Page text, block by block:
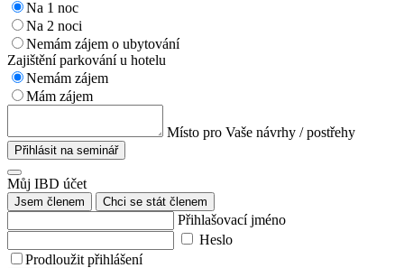
Na 1 noc
Na 2 noci
Nemám zájem o ubytování
Zajištění parkování u hotelu
Nemám zájem
Mám zájem
Místo pro Vaše návrhy / postřehy
Přihlásit na seminář
Můj IBD účet
Jsem členem Chci se stát členem
Přihlašovací jméno
Heslo
Prodloužit přihlášení